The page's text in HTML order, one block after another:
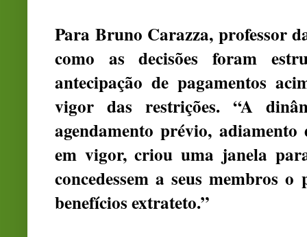
Para Bruno Carazza, professor
como as decisões foram
antecipação de pagamentos
vigor das restrições. “A
agendamento prévio,
em vigor, criou uma janela
concedessem a seus membros
benefícios extrateto.”